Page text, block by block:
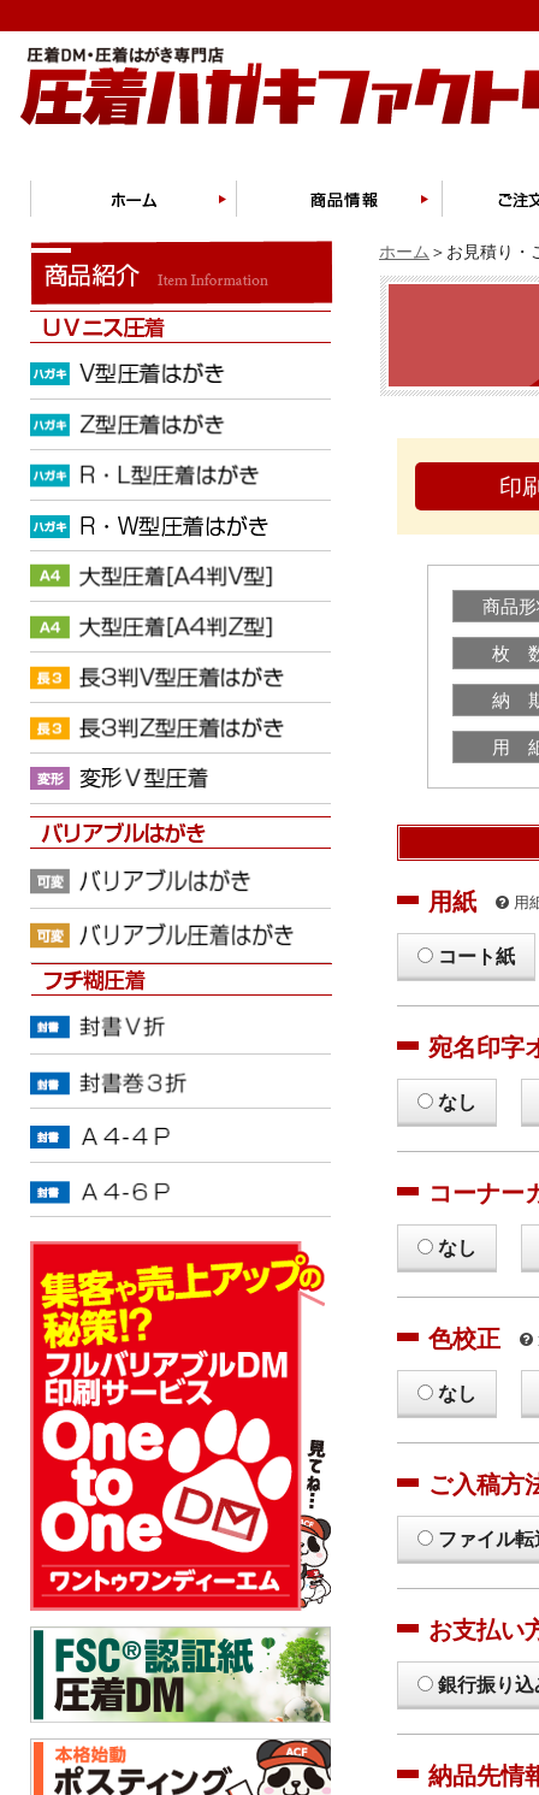
ホーム ＞お見積り・
印
商品
枚
納
用
用紙 用
コート紙
宛名印字
なし
コーナー
なし
色校正
なし
ご入稿方
ファイル
お支払い
銀行振り込
納品先情